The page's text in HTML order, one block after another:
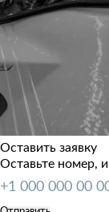
Оставить заявку
Оставьте номер,